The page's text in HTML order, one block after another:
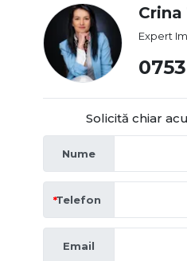
Crina
Expert
Solicită chiar
Nume
Telefon
Email